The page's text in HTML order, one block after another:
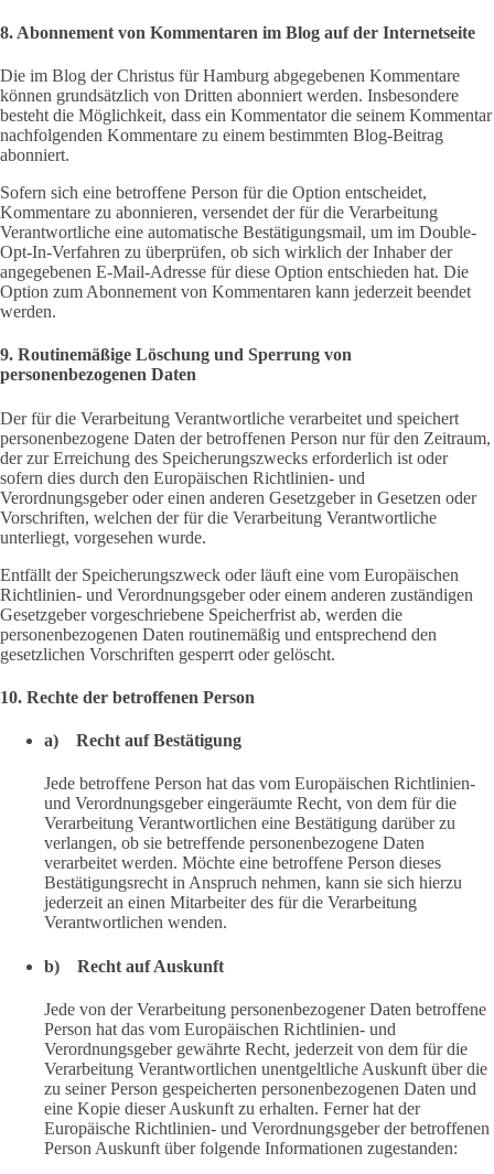
8. Abonnement von Kommentaren im Blog auf der Internetseite
Die im Blog der Christus für Hamburg abgegebenen Kommentare
können grundsätzlich von Dritten abonniert werden. Insbesondere
besteht die Möglichkeit, dass ein Kommentator die seinem Kommentar
nachfolgenden Kommentare zu einem bestimmten Blog-Beitrag
abonniert.
Sofern sich eine betroffene Person für die Option entscheidet,
Kommentare zu abonnieren, versendet der für die Verarbeitung
Verantwortliche eine automatische Bestätigungsmail, um im Double-
Opt-In-Verfahren zu überprüfen, ob sich wirklich der Inhaber der
angegebenen E-Mail-Adresse für diese Option entschieden hat. Die
Option zum Abonnement von Kommentaren kann jederzeit beendet
werden.
9. Routinemäßige Löschung und Sperrung von
personenbezogenen Daten
Der für die Verarbeitung Verantwortliche verarbeitet und speichert
personenbezogene Daten der betroffenen Person nur für den Zeitraum,
der zur Erreichung des Speicherungszwecks erforderlich ist oder
sofern dies durch den Europäischen Richtlinien- und
Verordnungsgeber oder einen anderen Gesetzgeber in Gesetzen oder
Vorschriften, welchen der für die Verarbeitung Verantwortliche
unterliegt, vorgesehen wurde.
Entfällt der Speicherungszweck oder läuft eine vom Europäischen
Richtlinien- und Verordnungsgeber oder einem anderen zuständigen
Gesetzgeber vorgeschriebene Speicherfrist ab, werden die
personenbezogenen Daten routinemäßig und entsprechend den
gesetzlichen Vorschriften gesperrt oder gelöscht.
10. Rechte der betroffenen Person
a) Recht auf Bestätigung
Jede betroffene Person hat das vom Europäischen Richtlinien-
und Verordnungsgeber eingeräumte Recht, von dem für die
Verarbeitung Verantwortlichen eine Bestätigung darüber zu
verlangen, ob sie betreffende personenbezogene Daten
verarbeitet werden. Möchte eine betroffene Person dieses
Bestätigungsrecht in Anspruch nehmen, kann sie sich hierzu
jederzeit an einen Mitarbeiter des für die Verarbeitung
Verantwortlichen wenden.
b) Recht auf Auskunft
Jede von der Verarbeitung personenbezogener Daten betroffene
Person hat das vom Europäischen Richtlinien- und
Verordnungsgeber gewährte Recht, jederzeit von dem für die
Verarbeitung Verantwortlichen unentgeltliche Auskunft über die
zu seiner Person gespeicherten personenbezogenen Daten und
eine Kopie dieser Auskunft zu erhalten. Ferner hat der
Europäische Richtlinien- und Verordnungsgeber der betroffenen
Person Auskunft über folgende Informationen zugestanden: